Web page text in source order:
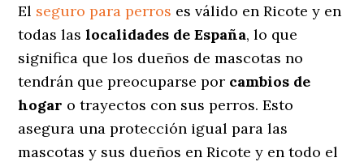
El seguro para perros es válido en Ricote y en
todas laslocalidades de España, lo que
significa que los dueños de mascotas no
tendrán que preocuparse por cambios de
hogar o trayectos con sus perros. Esto
asegura una protección igual para las
mascotas y sus dueños en Ricote y en todo el